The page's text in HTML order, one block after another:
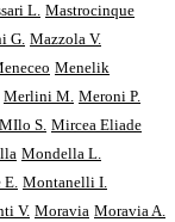
L. Mastrocinque
G. Mazzola V.
Menelik
Merlini M. Meroni P.
MIlo S. Mircea Eliade
Mondella L.
E. Montanelli I.
V. Moravia Moravia A.